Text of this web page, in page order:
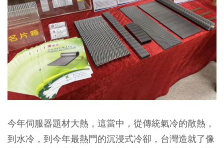
今年伺服器題材大熱，這當中，從傳統氣冷的散熱，
到水冷，到今年最熱門的沉浸式冷卻，台灣造就了像